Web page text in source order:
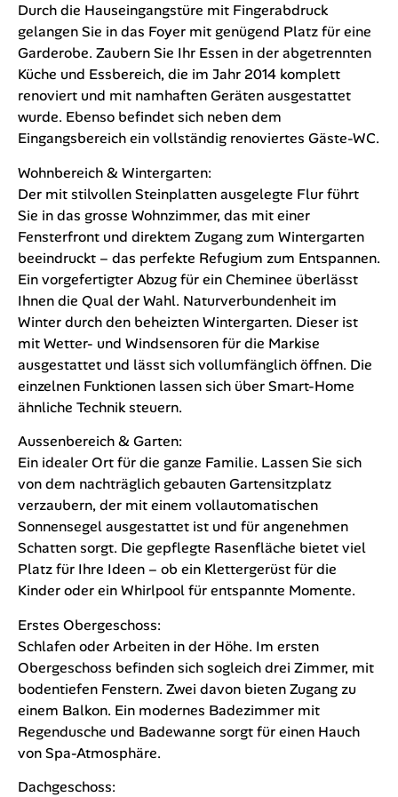
Durch die Hauseingangstüre mit Fingerabdruck
gelangen Sie in das Foyer mit genügend Platz für eine
Garderobe. Zaubern Sie Ihr Essen in der abgetrennten
Küche und Essbereich, die im Jahr 2014 komplett
renoviert und mit namhaften Geräten ausgestattet
wurde. Ebenso befindet sich neben dem
Eingangsbereich ein vollständig renoviertes Gäste-WC.
Wohnbereich & Wintergarten:
Der mit stilvollen Steinplatten ausgelegte Flur führt
Sie in das grosse Wohnzimmer, das mit einer
Fensterfront und direktem Zugang zum Wintergarten
beeindruckt – das perfekte Refugium zum Entspannen.
Ein vorgefertigter Abzug für ein Cheminee überlässt
Ihnen die Qual der Wahl. Naturverbundenheit im
Winter durch den beheizten Wintergarten. Dieser ist
mit Wetter- und Windsensoren für die Markise
ausgestattet und lässt sich vollumfänglich öffnen. Die
einzelnen Funktionen lassen sich über Smart-Home
ähnliche Technik steuern.
Aussenbereich & Garten:
Ein idealer Ort für die ganze Familie. Lassen Sie sich
von dem nachträglich gebauten Gartensitzplatz
verzaubern, der mit einem vollautomatischen
Sonnensegel ausgestattet ist und für angenehmen
Schatten sorgt. Die gepflegte Rasenfläche bietet viel
Platz für Ihre Ideen – ob ein Klettergerüst für die
Kinder oder ein Whirlpool für entspannte Momente.
Erstes Obergeschoss:
Schlafen oder Arbeiten in der Höhe. Im ersten
Obergeschoss befinden sich sogleich drei Zimmer, mit
bodentiefen Fenstern. Zwei davon bieten Zugang zu
einem Balkon. Ein modernes Badezimmer mit
Regendusche und Badewanne sorgt für einen Hauch
von Spa-Atmosphäre.
Dachgeschoss: